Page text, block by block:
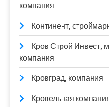
компания
Континент,
Кров Строй Инвест,
компания
Кровград, компания
Кровельная